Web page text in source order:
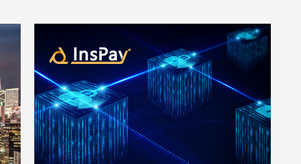
您的预算 1万-3万 3万-5万 5万-8万 8万以上